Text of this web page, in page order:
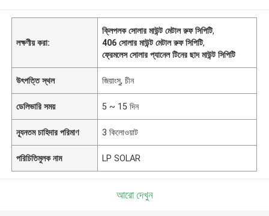
লক্ষণীয় করা:
ক্লিপলক সোলার মাউন্ট মেটাল রুফ সিপিটি,
406 সোলার মাউন্ট মেটাল রুফ সিপিটি,
ফ্রেমলেস সোলার প্যানেল টিনের ছাদ মাউন্ট সিপিটি
উৎপত্তি স্থল জিয়াংসু, চীন
ডেলিভারি সময় 5 ~ 15 দিন
ন্যূনতম চাহিদার পরিমাণ 3 কিলোওয়াট
পরিচিতিমুলক নাম LP SOLAR
আরো দেখুন